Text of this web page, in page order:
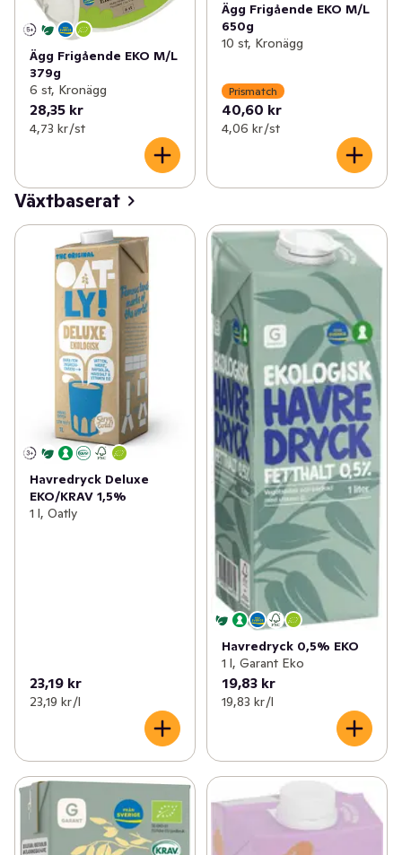
Ägg Frigående EKO M/L
379g
6 st, Kronägg
28,35 kr
4,73 kr /st
Ägg Frigående EKO M/L
650g
10 st, Kronägg
Prismatch
40,60 kr
4,06 kr /st
Växtbaserat
Havredryck Deluxe
EKO/KRAV 1,5%
1 l, Oatly
23,19 kr
23,19 kr /l
Havredryck 0,5% EKO
1 l, Garant Eko
19,83 kr
19,83 kr /l